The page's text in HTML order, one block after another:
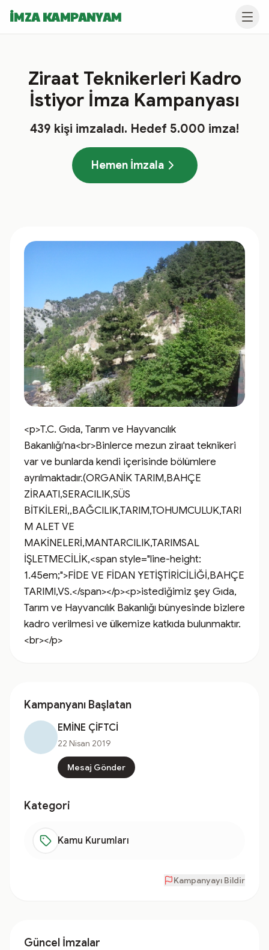
İMZA KAMPANYAM
Ziraat Teknikerleri Kadro
İstiyor İmza Kampanyası
439 kişi imzaladı. Hedef 5.000 imza!
Hemen İmzala
<p>T.C. Gıda, Tarım ve Hayvancılık
Bakanlığı'na<br>Binlerce mezun ziraat teknikeri
var ve bunlarda kendi içerisinde bölümlere
ayrılmaktadır.(ORGANİK TARIM,BAHÇE
ZİRAATI,SERACILIK,SÜS
BİTKİLERİ,,BAĞCILIK,TARIM,TOHUMCULUK,TARI
M ALET VE
MAKİNELERİ,MANTARCILIK,TARIMSAL
İŞLETMECİLİK,<span style="line-height:
1.45em;">FİDE VE FİDAN YETİŞTİRİCİLİĞİ,BAHÇE
TARIMI,VS.</span></p><p>istediğimiz şey Gıda,
Tarım ve Hayvancılık Bakanlığı bünyesinde bizlere
kadro verilmesi ve ülkemize katkıda bulunmaktır.
<br></p>
Kampanyanı Başlatan
EMİNE ÇİFTCİ
22 Nisan 2019
Mesaj Gönder
Kategori
Kamu Kurumları
Kampanyayı Bildir
Güncel İmzalar